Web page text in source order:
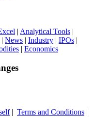
| Analytical Tools |
| News | Industry | IPOs |
| Economics
| Terms and Conditions |